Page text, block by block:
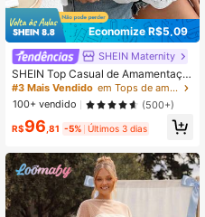
Economize R$5,09
SHEIN Maternity
SHEIN Top Casual de Amamentaçã
o para Gestantes, de Manga Curta
e Gola Careca, em Cor Sólida
#3 Mais Vendido
em Tops de amamentação
100+ vendido
(500+)
R$96 ,81 -5% Últimos 3 dias